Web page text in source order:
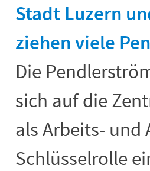
Stadt Luzern
ziehen viele
Die
sich auf die
als Arbeits- und
Schlüsselrolle